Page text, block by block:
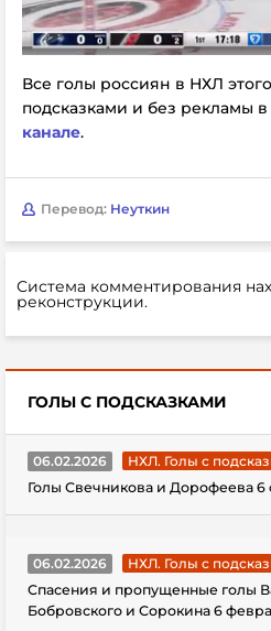
Все голы россиян в НХЛ
подсказками и без рекламы
канале.
Перевод: Неуткин
Система комментирования
реконструкции.
ГОЛЫ С ПОДСКАЗКАМИ
06.02.2026
НХЛ. Голы с
Голы Свечникова и Дорофеева 6
06.02.2026
НХЛ. Голы с
Спасения и пропущенные голы
Бобровского и Сорокина 6